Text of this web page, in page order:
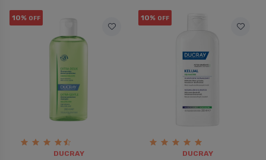
10% OFF
DUCRAY
10% OFF
DUCRAY